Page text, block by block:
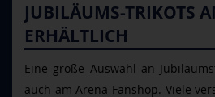
JUBILÄUMS-TRIKOTS
ERHÄLTLICH
Eine große Auswahl an
auch am Arena-Fanshop. Viele